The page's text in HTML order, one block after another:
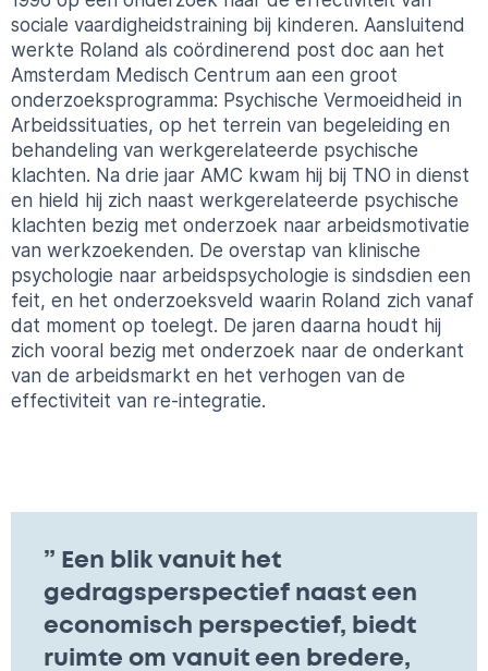
sociale vaardigheidstraining bij kinderen. Aansluitend
werkte Roland als coördinerend post doc aan het
Amsterdam Medisch Centrum aan een groot
onderzoeksprogramma: Psychische Vermoeidheid in
Arbeidssituaties, op het terrein van begeleiding en
behandeling van werkgerelateerde psychische
klachten. Na drie jaar AMC kwam hij bij TNO in dienst
en hield hij zich naast werkgerelateerde psychische
klachten bezig met onderzoek naar arbeidsmotivatie
van werkzoekenden. De overstap van klinische
psychologie naar arbeidspsychologie is sindsdien een
feit, en het onderzoeksveld waarin Roland zich vanaf
dat moment op toelegt. De jaren daarna houdt hij
zich vooral bezig met onderzoek naar de onderkant
van de arbeidsmarkt en het verhogen van de
effectiviteit van re-integratie.
” Een blik vanuit het
gedragsperspectief naast een
economisch perspectief, biedt
ruimte om vanuit een bredere,